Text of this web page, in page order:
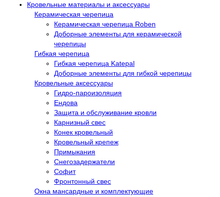
Кровельные материалы и аксессуары
Керамическая черепица
Керамическая черепица Roben
Доборные элементы для керамической
черепицы
Гибкая черепица
Гибкая черепица Katepal
Доборные элементы для гибкой черепицы
Кровельные аксессуары
Гидро-пароизоляция
Ендова
Защита и обслуживание кровли
Карнизный свес
Конек кровельный
Кровельный крепеж
Примыкания
Снегозадержатели
Софит
Фронтонный свес
Окна мансардные и комплектующие